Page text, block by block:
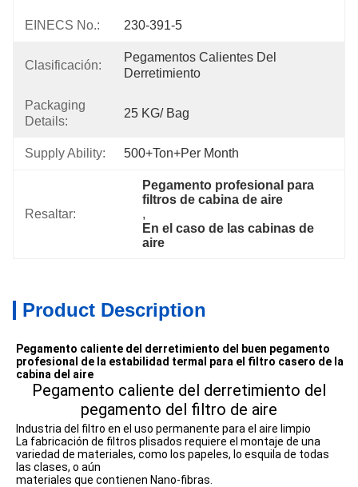
EINECS No.: 230-391-5
Clasificación:
Pegamentos Calientes Del
Derretimiento
Packaging
Details:
25 KG/ Bag
Supply Ability: 500+Ton+per Month
Resaltar:
Pegamento profesional para
filtros de cabina de aire
,
En el caso de las cabinas de
aire
Product Description
Pegamento caliente del derretimiento del buen pegamento
profesional de la estabilidad termal para el filtro casero de la
cabina del aire
Pegamento caliente del derretimiento del
pegamento del filtro de aire
Industria del filtro en el uso permanente para el aire limpio
La fabricación de filtros plisados requiere el montaje de una
variedad de materiales, como los papeles, lo esquila de todas
las clases, o aún
materiales que contienen Nano-fibras.